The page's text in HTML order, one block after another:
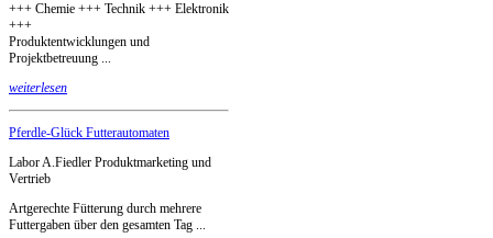
+++ Chemie +++ Technik +++ Elektronik
+++
Produktentwicklungen und
Projektbetreuung ...
weiterlesen
Pferdle-Glück Futterautomaten
Labor A.Fiedler Produktmarketing und
Vertrieb
Artgerechte Fütterung durch mehrere
Futtergaben über den gesamten Tag ...